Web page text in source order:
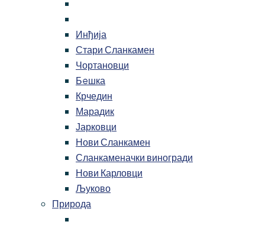
Инђија
Стари Сланкамен
Чортановци
Бeшка
Крчедин
Марадик
Јарковци
Нови Сланкамен
Сланкаменачки виногради
Нови Карловци
Љуково
Природа